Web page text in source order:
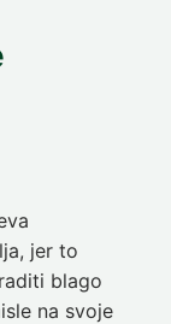
jer to
blago
na svoje